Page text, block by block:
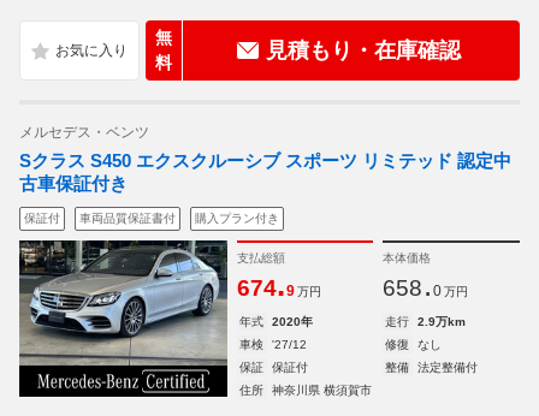
無
料
見積もり・在庫確認
メルセデス・ベンツ
Sクラス S450 エクスクルーシブ スポーツ リミテッド 認定中
古車保証付き
保証付 車両品質保証書付 購入プラン付き
支払総額
674.9 万円
本体価格
658. 0 万円
年式 2020年 走行
2.9万km
車検
'27/12 修復
なし
保証
保証付 整備
法定整備付
住所
神奈川県 横須賀市